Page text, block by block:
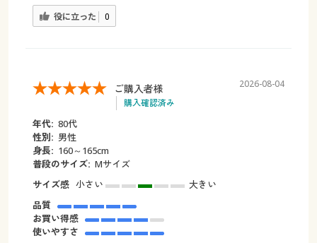
役に立った 0
ご購入者様
購入確認済み
2026-08-04
年代: 80代
性別: 男性
身長: 160～165cm
普段のサイズ: Mサイズ
サイズ感 小さい
大きい
品質
お買い得感
使いやすさ